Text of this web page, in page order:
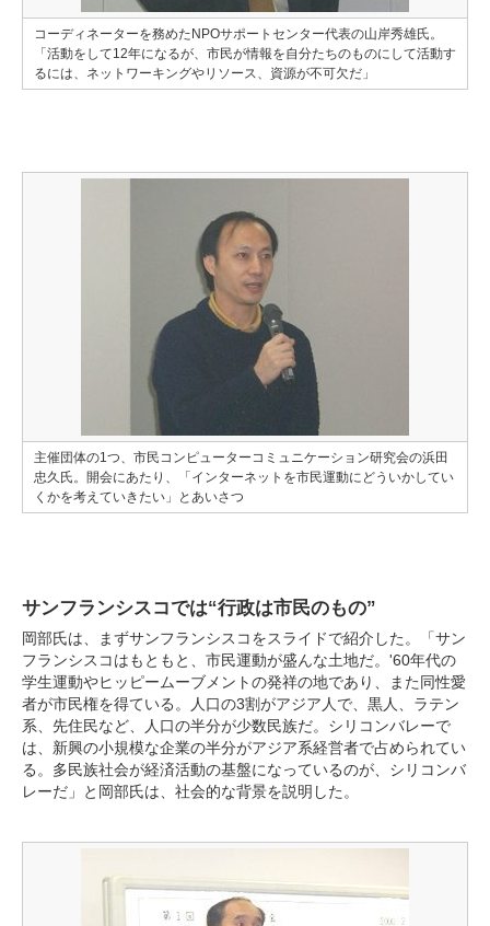
コーディネーターを務めたNPOサポートセンター代表の山岸秀雄氏。
「活動をして12年になるが、市民が情報を自分たちのものにして活動す
るには、ネットワーキングやリソース、資源が不可欠だ」
主催団体の1つ、市民コンピューターコミュニケーション研究会の浜田
忠久氏。開会にあたり、「インターネットを市民運動にどういかしてい
くかを考えていきたい」とあいさつ
サンフランシスコでは“行政は市民のもの”
岡部氏は、まずサンフランシスコをスライドで紹介した。「サン
フランシスコはもともと、市民運動が盛んな土地だ。'60年代の
学生運動やヒッピームーブメントの発祥の地であり、また同性愛
者が市民権を得ている。人口の3割がアジア人で、黒人、ラテン
系、先住民など、人口の半分が少数民族だ。シリコンバレーで
は、新興の小規模な企業の半分がアジア系経営者で占められてい
る。多民族社会が経済活動の基盤になっているのが、シリコンバ
レーだ」と岡部氏は、社会的な背景を説明した。